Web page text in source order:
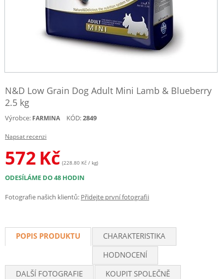
N&D Low Grain Dog Adult Mini Lamb & Blueberry
2.5 kg
Výrobce: FARMINA KÓD:2849
Napsat recenzi
572 Kč (228.80 Kč / kg)
ODESÍLÁME DO 48 HODIN
Fotografie našich klientů: Přidejte první fotografii
POPIS PRODUKTU
CHARAKTERISTIKA
HODNOCENÍ
DALŠÍ FOTOGRAFIE
KOUPIT SPOLEČNĚ